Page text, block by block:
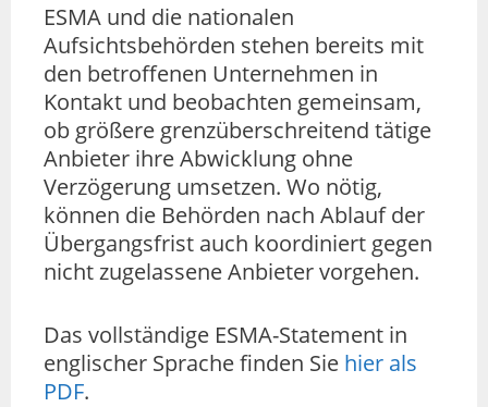
ESMA und die nationalen
Aufsichtsbehörden stehen bereits mit
den betroffenen Unternehmen in
Kontakt und beobachten gemeinsam,
ob größere grenzüberschreitend tätige
Anbieter ihre Abwicklung ohne
Verzögerung umsetzen. Wo nötig,
können die Behörden nach Ablauf der
Übergangsfrist auch koordiniert gegen
nicht zugelassene Anbieter vorgehen.
Das vollständige ESMA-Statement in
englischer Sprache finden Sie hier als
PDF.